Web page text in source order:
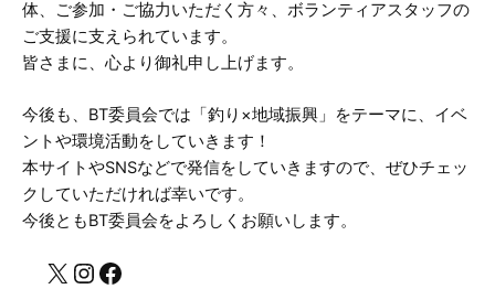
体、ご参加・ご協力いただく方々、ボランティアスタッフの
ご支援に支えられています。
皆さまに、心より御礼申し上げます。
今後も、BT委員会では「釣り×地域振興」をテーマに、イベ
ントや環境活動をしていきます！
本サイトやSNSなどで発信をしていきますので、ぜひチェッ
クしていただければ幸いです。
今後ともBT委員会をよろしくお願いします。